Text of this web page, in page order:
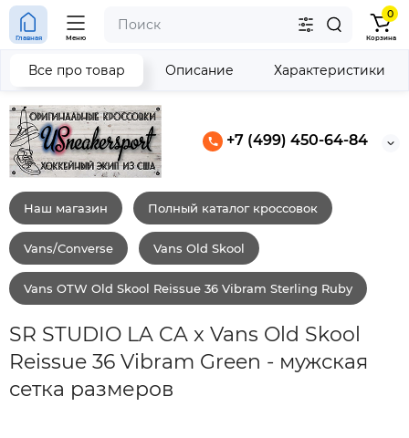
+7 (499) 450-64-84
Главная Меню
0
Корзина
Наш магазин Полный каталог кроссовок
Vans/Converse Vans Old Skool
Vans OTW Old Skool Reissue 36 Vibram Sterling Ruby
SR STUDIO LA CA x Vans Old Skool
Reissue 36 Vibram Green - мужская
сетка размеров
Все про товар Описание Характеристики